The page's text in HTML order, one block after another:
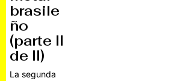
brasile
ño
(parte II
de II)
La segunda